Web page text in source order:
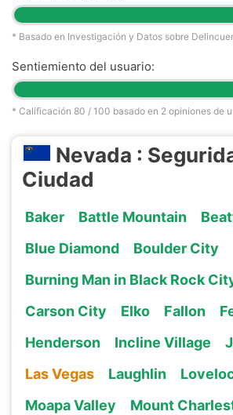
* Basado en Investigación y Datos sobre
Sentiemiento del usuario:
* Calificación 80 / 100 basado en 2 opiniones de
Nevada :
Ciudad
Baker Battle Mountain
Blue Diamond
Boulder City
Burning Man in Black Rock
Carson City
Elko Fallon
Henderson
Incline Village
Las Vegas
Laughlin
Moapa Valley
Mount